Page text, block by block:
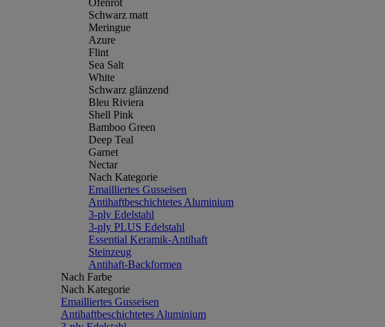
Ofenrot
Schwarz matt
Meringue
Azure
Flint
Sea Salt
White
Schwarz glänzend
Bleu Riviera
Shell Pink
Bamboo Green
Deep Teal
Garnet
Nectar
Nach Kategorie
Emailliertes Gusseisen
Antihaftbeschichtetes Aluminium
3-ply Edelstahl
3-ply PLUS Edelstahl
Essential Keramik-Antihaft
Steinzeug
Antihaft-Backformen
Nach Farbe
Nach Kategorie
Emailliertes Gusseisen
Antihaftbeschichtetes Aluminium